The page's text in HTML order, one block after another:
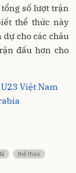
số lượt trận
thể thức này
cho các châu
đấu hơn cho
Việt Nam
thể thao